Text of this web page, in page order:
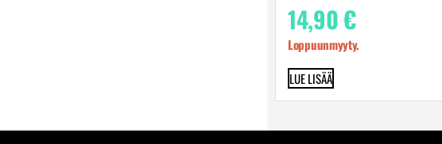
14,90€
Loppuunmyyty.
LUE LISÄÄ